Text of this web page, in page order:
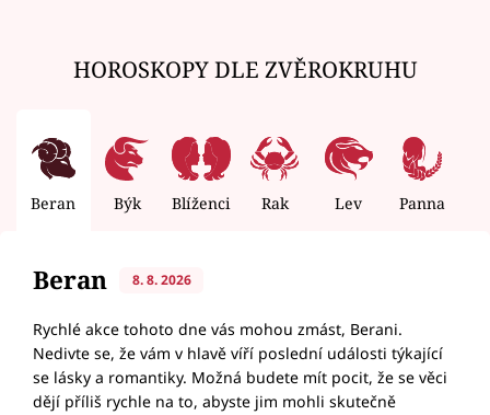
HOROSKOPY DLE ZVĚROKRUHU
Beran Býk Blíženci Rak Lev Panna
Beran 8. 8. 2026
Rychlé akce tohoto dne vás mohou zmást, Berani.
Nedivte se, že vám v hlavě víří poslední události týkající
se lásky a romantiky. Možná budete mít pocit, že se věci
dějí příliš rychle na to, abyste jim mohli skutečně